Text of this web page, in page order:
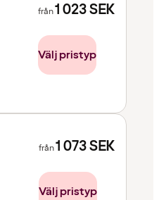
från1 023SEK
Välj pristyp
från1 073SEK
Välj pristyp